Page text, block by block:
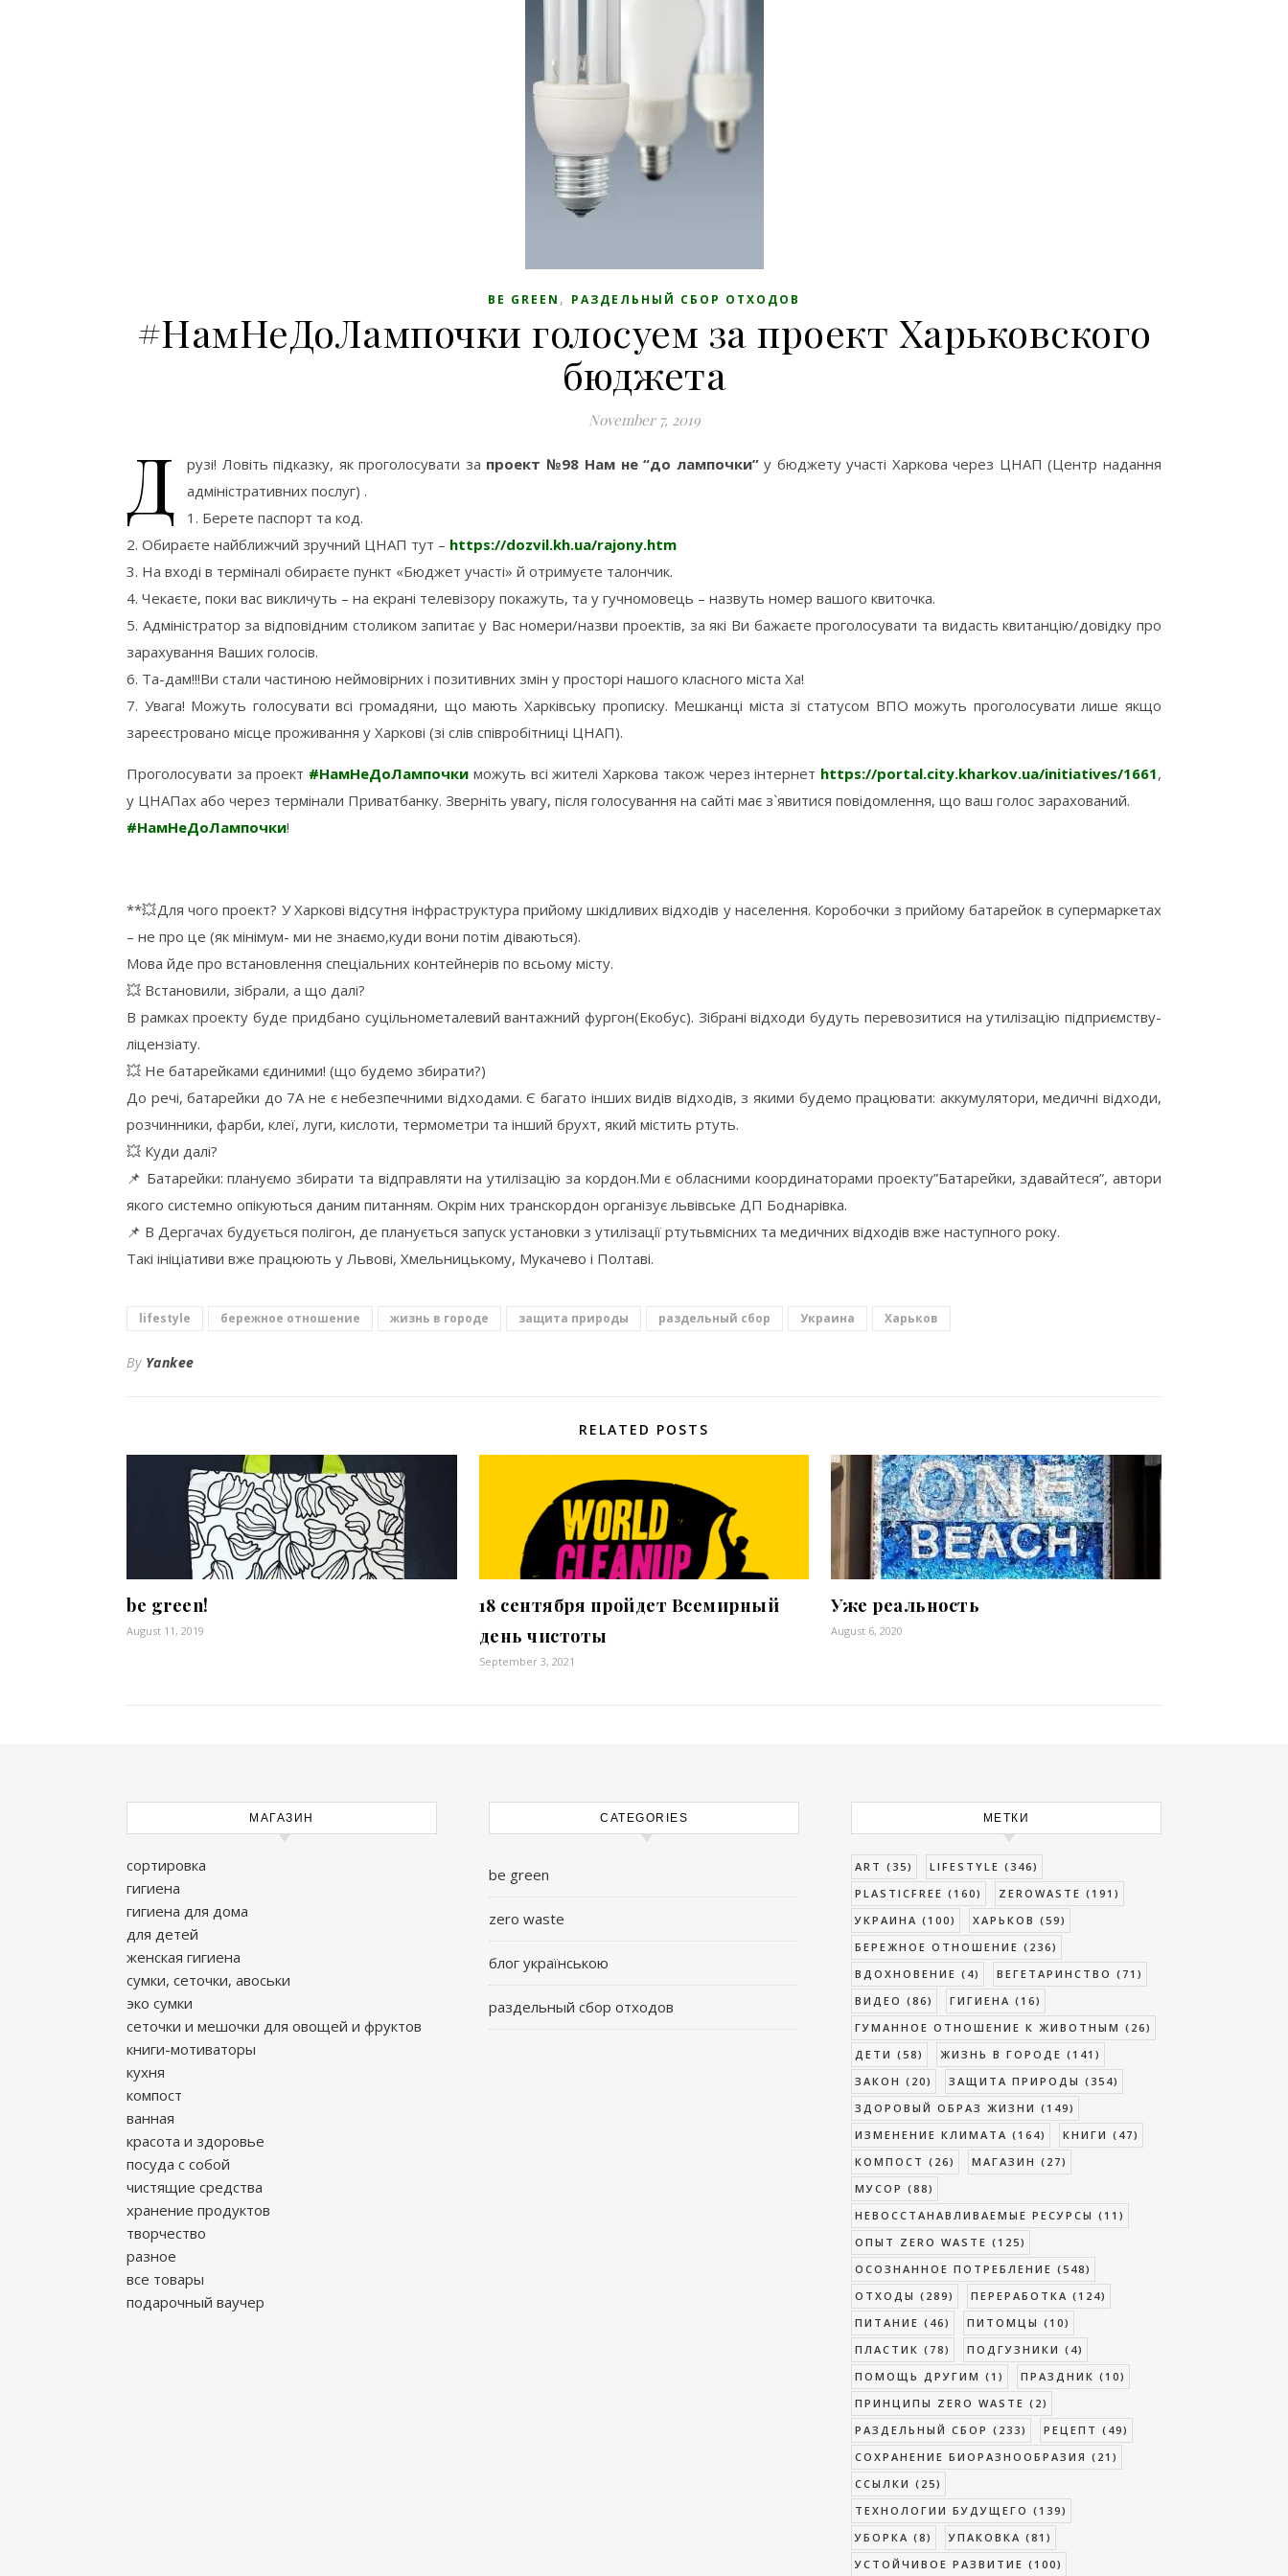
BE GREEN , РАЗДЕЛЬНЫЙ СБОР ОТХОДОВ
#НамНеДоЛампочки голосуем за проект Харьковского
бюджета
November 7, 2019
Д рузі! Ловіть підказку, як проголосувати за проект №98 Нам не “до лампочки”у бюджету участі Харкова через ЦНАП (Центр надання
адміністративних послуг) .
1. Берете паспорт та код.
2. Обираєте найближчий зручний ЦНАП тут – https://dozvil.kh.ua/rajony.htm
3. На вході в терміналі обираєте пункт «Бюджет участі» й отримуєте талончик.
4. Чекаєте, поки вас викличуть – на екрані телевізору покажуть, та у гучномовець – назвуть номер вашого квиточка.
5. Адміністратор за відповідним столиком запитає у Вас номери/назви проектів, за які Ви бажаєте проголосувати та видасть квитанцію/довідку про
зарахування Ваших голосів.
6. Та-дам!!!Ви стали частиною неймовірних і позитивних змін у просторі нашого класного міста Ха!
7. Увага! Можуть голосувати всі громадяни, що мають Харківську прописку. Мешканці міста зі статусом ВПО можуть проголосувати лише якщо
зареєстровано місце проживання у Харкові (зі слів співробітниці ЦНАП).
Проголосувати за проект #НамНеДоЛампочки можуть всі жителі Харкова також через інтернет https://portal.city.kharkov.ua/initiatives/1661,
у ЦНАПах або через термінали Приватбанку. Зверніть увагу, після голосування на сайті має з`явитися повідомлення, що ваш голос зарахований.
#НамНеДоЛампочки!
**💥Для чого проект? У Харкові відсутня інфраструктура прийому шкідливих відходів у населення. Коробочки з прийому батарейок в супермаркетах
– не про це (як мінімум- ми не знаємо,куди вони потім діваються).
Мова йде про встановлення спеціальних контейнерів по всьому місту.
💥 Встановили, зібрали, а що далі?
В рамках проекту буде придбано суцільнометалевий вантажний фургон(Екобус). Зібрані відходи будуть перевозитися на утилізацію підприємству-
ліцензіату.
💥 Не батарейками єдиними! (що будемо збирати?)
До речі, батарейки до 7А не є небезпечними відходами. Є багато інших видів відходів, з якими будемо працювати: аккумулятори, медичні відходи,
розчинники, фарби, клеї, луги, кислоти, термометри та інший брухт, який містить ртуть.
💥 Куди далі?
📌 Батарейки: плануємо збирати та відправляти на утилізацію за кордон.Ми є обласними координаторами проекту”Батарейки, здавайтеся”, автори
якого системно опікуються даним питанням. Окрім них транскордон організує львівське ДП Боднарівка.
📌 В Дергачах будується полігон, де планується запуск установки з утилізації ртутьвмісних та медичних відходів вже наступного року.
Такі ініціативи вже працюють у Львові, Хмельницькому, Мукачево і Полтаві.
lifestyle бережное отношение жизнь в городе защита природы раздельный сбор Украина Харьков
By Yankee
RELATED POSTS
be green!
August 11, 2019
18 сентября пройдет Всемирный
день чистоты
September 3, 2021
Уже реальность
August 6, 2020
МАГАЗИН
сортировка
гигиена
гигиена для дома
для детей
женская гигиена
сумки, сеточки, авоськи
эко сумки
сеточки и мешочки для овощей и фруктов
книги-мотиваторы
кухня
компост
ванная
красота и здоровье
посуда с собой
чистящие средства
хранение продуктов
творчество
разное
все товары
подарочный ваучер
CATEGORIES
be green
zero waste
блог українською
раздельный сбор отходов
МЕТКИ
ART (35) LIFESTYLE (346)
PLASTICFREE (160) ZEROWASTE (191)
УКРАИНА (100) ХАРЬКОВ (59)
БЕРЕЖНОЕ ОТНОШЕНИЕ (236)
ВДОХНОВЕНИЕ (4) ВЕГЕТАРИНСТВО (71)
ВИДЕО (86) ГИГИЕНА (16)
ГУМАННОЕ ОТНОШЕНИЕ К ЖИВОТНЫМ (26)
ДЕТИ (58) ЖИЗНЬ В ГОРОДЕ (141)
ЗАКОН (20) ЗАЩИТА ПРИРОДЫ (354)
ЗДОРОВЫЙ ОБРАЗ ЖИЗНИ (149)
ИЗМЕНЕНИЕ КЛИМАТА (164) КНИГИ (47)
КОМПОСТ (26) МАГАЗИН (27)
МУСОР (88)
НЕВОССТАНАВЛИВАЕМЫЕ РЕСУРСЫ (11)
ОПЫТ ZERO WASTE (125)
ОСОЗНАННОЕ ПОТРЕБЛЕНИЕ (548)
ОТХОДЫ (289) ПЕРЕРАБОТКА (124)
ПИТАНИЕ (46) ПИТОМЦЫ (10)
ПЛАСТИК (78) ПОДГУЗНИКИ (4)
ПОМОЩЬ ДРУГИМ (1) ПРАЗДНИК (10)
ПРИНЦИПЫ ZERO WASTE (2)
РАЗДЕЛЬНЫЙ СБОР (233) РЕЦЕПТ (49)
СОХРАНЕНИЕ БИОРАЗНООБРАЗИЯ (21)
ССЫЛКИ (25)
ТЕХНОЛОГИИ БУДУЩЕГО (139)
УБОРКА (8) УПАКОВКА (81)
УСТОЙЧИВОЕ РАЗВИТИЕ (100)